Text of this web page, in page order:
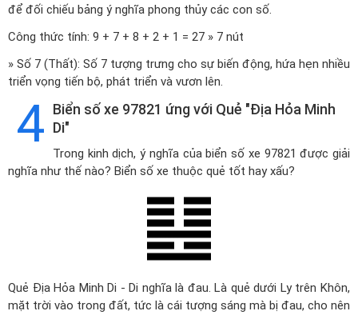
để đối chiếu bảng ý nghĩa phong thủy các con số.
Công thức tính: 9 + 7 + 8 + 2 + 1 = 27 » 7 nút
» Số 7 (Thất): Số 7 tượng trưng cho sự biến động, hứa hẹn nhiều
triển vọng tiến bộ, phát triển và vươn lên.
4 Biển số xe 97821 ứng với Quẻ "Địa Hỏa Minh
Di"
Trong kinh dịch, ý nghĩa của biển số xe 97821 được giải
nghĩa như thế nào? Biển số xe thuộc quẻ tốt hay xấu?
Quẻ Địa Hỏa Minh Di - Di nghĩa là đau. Là quẻ dưới Ly trên Khôn,
mặt trời vào trong đất, tức là cái tượng sáng mà bị đau, cho nên